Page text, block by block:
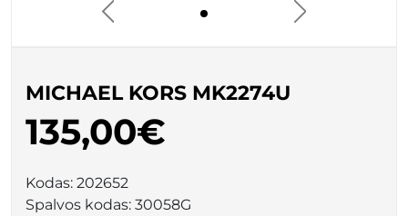
MICHAEL KORS MK2274U
135,00€
Kodas: 202652
Spalvos kodas: 30058G